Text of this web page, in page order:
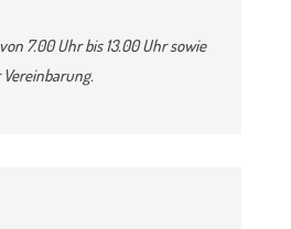
7.00 Uhr bis 13.00 Uhr sowie